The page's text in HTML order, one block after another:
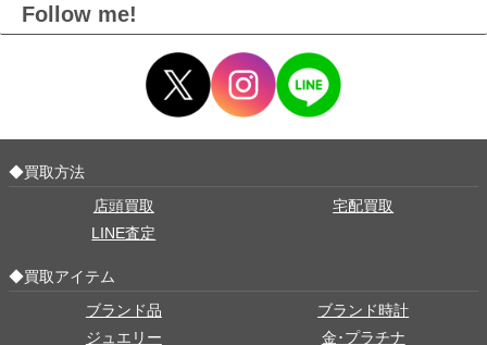
Follow me!
◆買取方法
店頭買取
宅配買取
LINE査定
◆買取アイテム
ブランド品
ブランド時計
ジュエリー
金･プラチナ